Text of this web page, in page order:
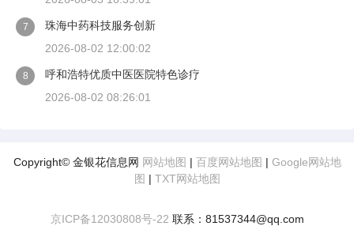
7
珠海中药科技服务创新
2026-08-02 12:00:02
8
呼和浩特优质中医医院特色诊疗
2026-08-02 08:26:01
Copyright© 金银花信息网 网站地图 | 百度网站地图 | Google网站地
图 | TXT网站地图
京ICP备12030808号-22 联系：81537344@qq.com